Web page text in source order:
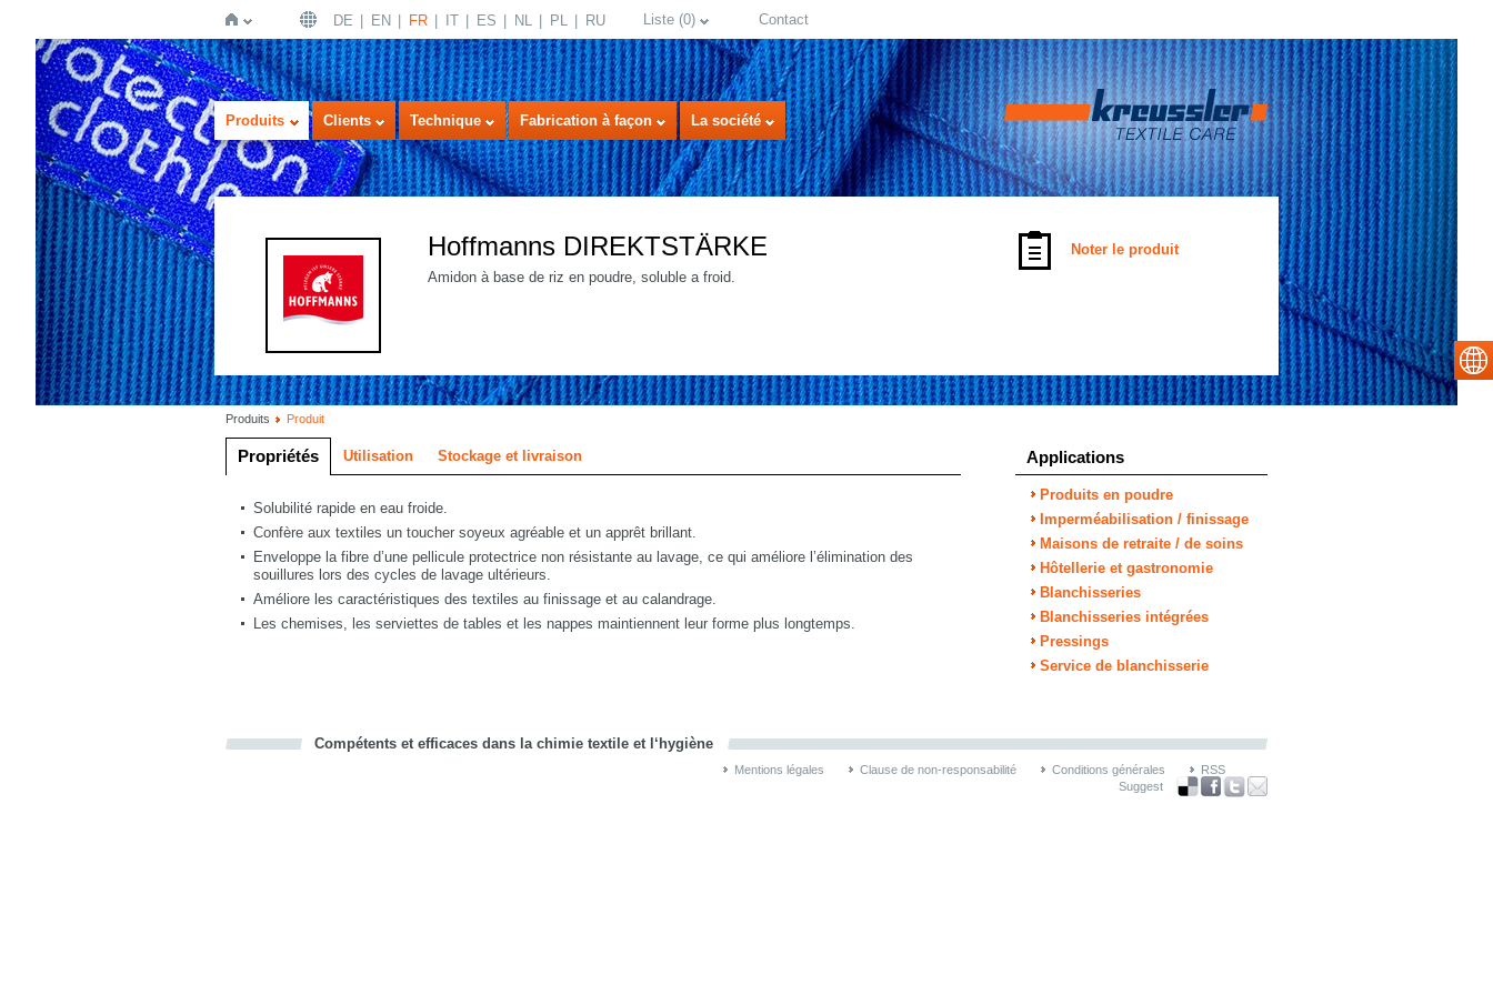
Page
DE EN FR IT ES NL PL RU Liste (0) Contact
Produits Clients Technique Fabrication à façon La société
Hoffmanns DIREKTSTÄRKE
Amidon à base de riz en poudre, soluble a froid.
Noter le produit
Produits Produit
Propriétés Utilisation Stockage et livraison
Solubilité rapide en eau froide.
Confère aux textiles un toucher soyeux agréable et un apprêt brillant.
Enveloppe la fibre d’une pellicule protectrice non résistante au lavage, ce qui améliore l’élimination des
souillures lors des cycles de lavage ultérieurs.
Améliore les caractéristiques des textiles au finissage et au calandrage.
Les chemises, les serviettes de tables et les nappes maintiennent leur forme plus longtemps.
Applications
Produits en poudre
Imperméabilisation / finissage
Maisons de retraite / de soins
Hôtellerie et gastronomie
Blanchisseries
Blanchisseries intégrées
Pressings
Service de blanchisserie
Compétents et efficaces dans la chimie textile et l‘hygiène
Mentions légales Clause de non-responsabilité Conditions générales
RSS
Suggest